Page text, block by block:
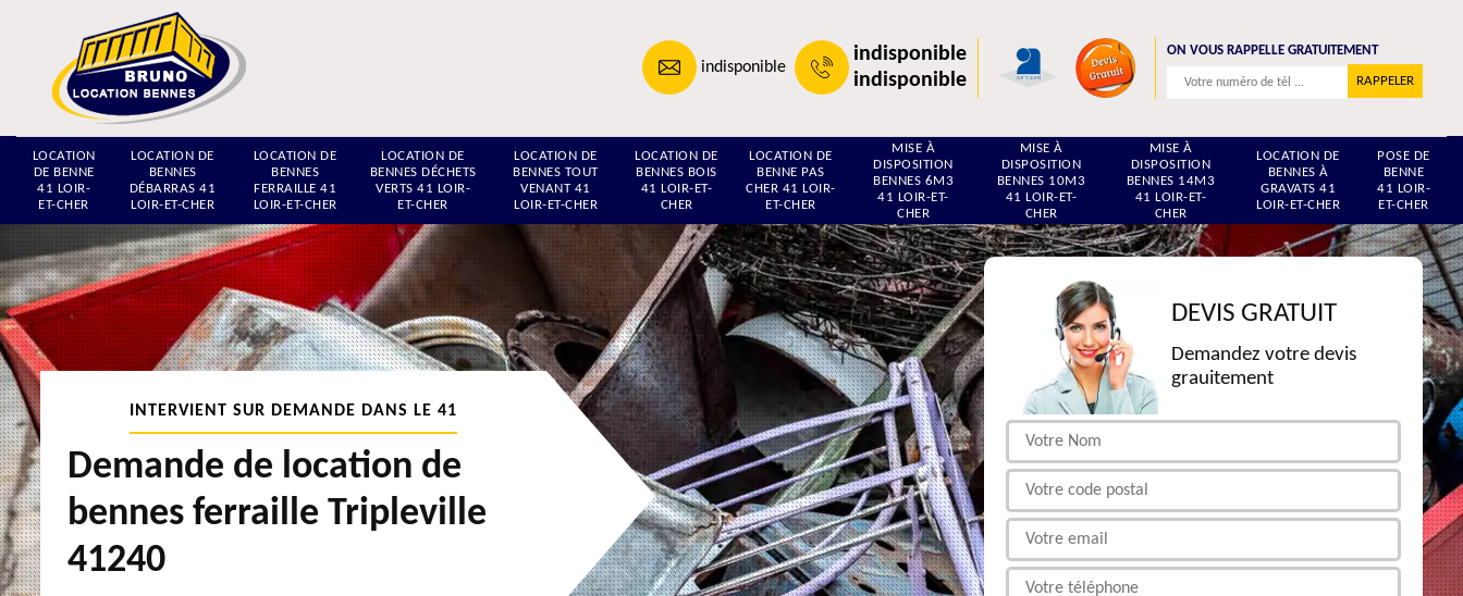
indisponible
indisponible
indisponible
ON VOUS RAPPELLE GRATUITEMENT
LOCATION
DE BENNE
41 LOIR-
ET-CHER
LOCATION DE
BENNES
DÉBARRAS 41
LOIR-ET-CHER
LOCATION DE
BENNES
FERRAILLE 41
LOIR-ET-CHER
LOCATION DE
BENNES DÉCHETS
VERTS 41 LOIR-
ET-CHER
LOCATION DE
BENNES TOUT
VENANT 41
LOIR-ET-CHER
LOCATION DE
BENNES BOIS
41 LOIR-ET-
CHER
LOCATION DE
BENNE PAS
CHER 41 LOIR-
ET-CHER
MISE À
DISPOSITION
BENNES 6M3
41 LOIR-ET-
CHER
MISE À
DISPOSITION
BENNES 10M3
41 LOIR-ET-
CHER
MISE À
DISPOSITION
BENNES 14M3
41 LOIR-ET-
CHER
LOCATION DE
BENNES À
GRAVATS 41
LOIR-ET-CHER
POSE DE
BENNE
41 LOIR-
ET-CHER
INTERVIENT SUR DEMANDE DANS LE 41
Demande de location de
bennes ferraille Tripleville
41240
DEVIS GRATUIT
Demandez votre devis
grauitement